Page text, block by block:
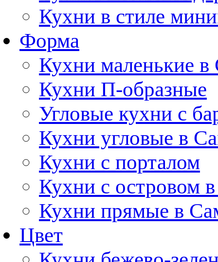
Кухни в стиле
Форма
Кухни маленькие в
Кухни П-образные
Угловые кухни с
Кухни угловые в
Кухни с порталом
Кухни с островом
Кухни прямые в
Цвет